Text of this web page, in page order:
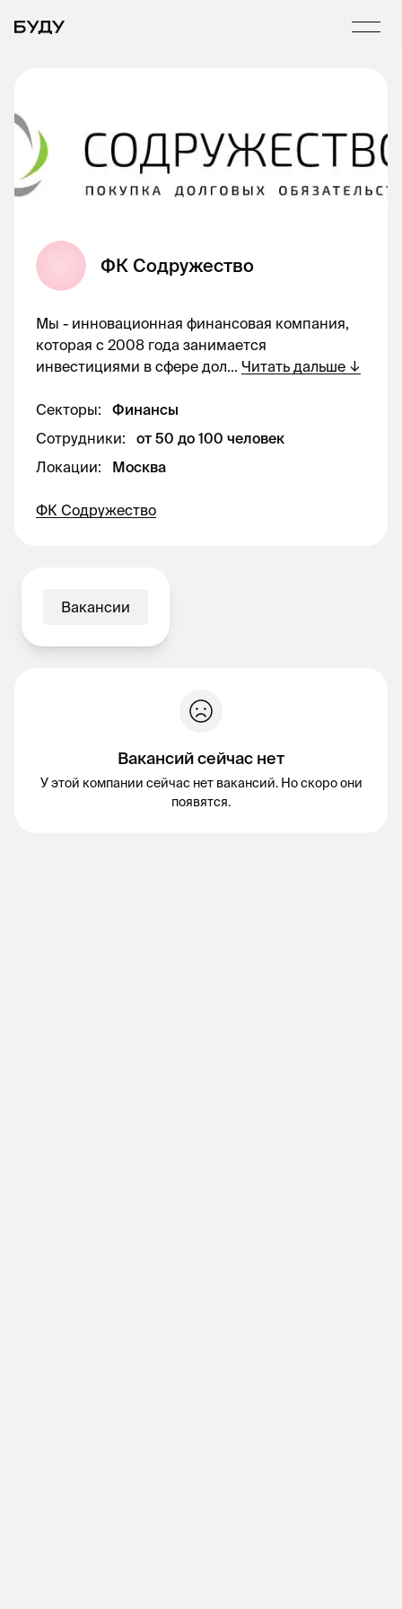
ФК Содружество
Мы - инновационная финансовая компания,
которая с 2008 года занимается
инвестициями в сфере дол... Читать дальше ↓
Секторы:
Финансы
Сотрудники:
от 50 до 100 человек
Локации: Москва
ФК Содружество
Вакансии
Вакансий сейчас нет
У этой компании сейчас нет вакансий. Но скоро они
появятся.